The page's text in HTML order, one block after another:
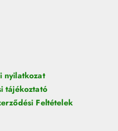
nyilatkozat
tájékoztató
Feltételek